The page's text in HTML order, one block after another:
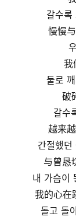
갈수록
慢慢
我
둘로
破
갈수
越来
간절했
与曾恳
내 가슴이
我的心在
돌고 돌